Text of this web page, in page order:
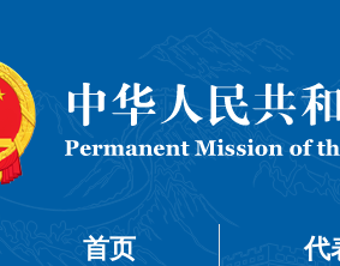
首页 代